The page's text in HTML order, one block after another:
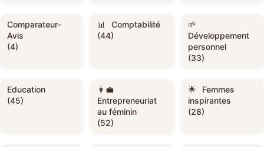
Comparateur-
Avis
(4)
Comptabilité
(44)
Développement
personnel
(33)
Education
(45)
Entrepreneuriat
au féminin
(52)
Femmes
inspirantes
(28)